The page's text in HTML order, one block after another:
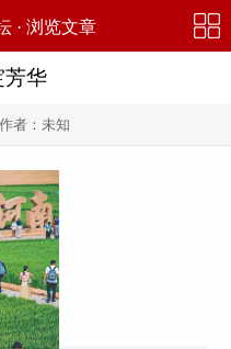
· 浏览文章
芳华
者：未知